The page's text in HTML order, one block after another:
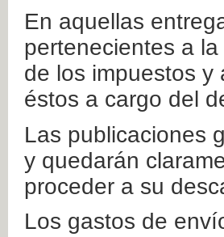
En aquellas
pertenecientes a
de los impuestos
éstos a cargo del
Las publicaciones
y quedarán
proceder a su
Los gastos de